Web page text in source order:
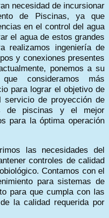
necesidad de incursionar
de Piscinas, ya que
en el control del agua
el agua de estos grandes
realizamos ingeniería de
y conexiones presentes
ponemos a su
consideramos más
para lograr el objetivo de
de proyección de
de piscinas y el mejor
para la óptima operación
las necesidades del
controles de calidad
Contamos con el
para sistemas de
para que cumpla con las
la calidad requerida por